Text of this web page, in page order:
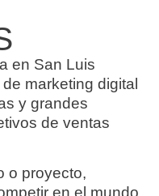
en San Luis
marketing digital
y grandes
de ventas
o proyecto,
en el mundo